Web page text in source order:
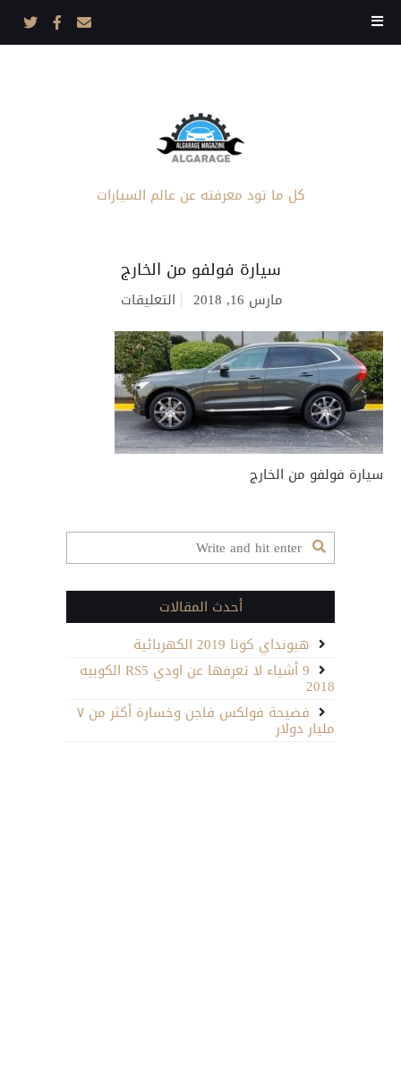
كل ما تود معرفته عن عالم السيارات
سيارة فولفو من الخارج
مارس 16, 2018 التعليقات
فولفو
من
الخارج
مغلقة
سيارة فولفو من الخارج
أحدث المقالات
هيونداي كونا 2019 الكهربائية
9 أشياء لا تعرفها عن اودي RS5 الكوبيه
2018
فضيحة فولكس فاجن وخسارة أكثر من ٧
مليار دولار